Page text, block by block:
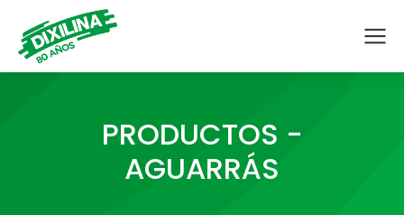
PRODUCTOS -
AGUARRÁS